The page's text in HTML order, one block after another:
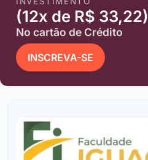
(12x de R$ 33,22)
No cartão de Crédito
INSCREVA-SE